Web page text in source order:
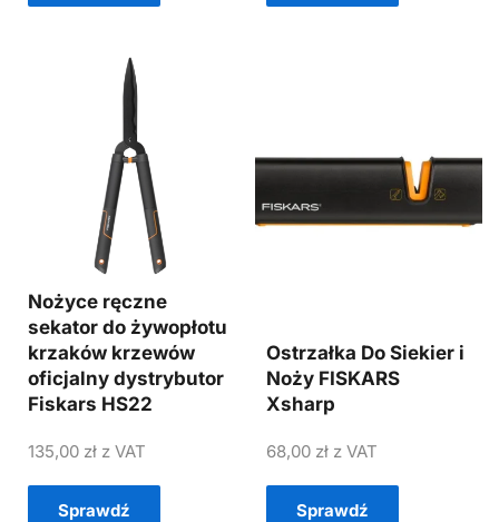
Nożyce ręczne
sekator do żywopłotu
krzaków krzewów
oficjalny dystrybutor
Fiskars HS22
135,00 zł z VAT
Sprawdź
Ostrzałka Do Siekier i
Noży FISKARS
Xsharp
68,00 zł z VAT
Sprawdź